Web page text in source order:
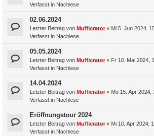
Verfasst in Nachlese
02.06.2024
Letzter Beitrag von Mufficrator« Mi 5. Jun 2024,
Verfasst in Nachlese
05.05.2024
Letzter Beitrag von Mufficrator« Fr 10. Mai 2024,
Verfasst in Nachlese
14.04.2024
Letzter Beitrag von Mufficrator« Mo 15. Apr 2024,
Verfasst in Nachlese
Eröffnungstour 2024
Letzter Beitrag von Mufficrator« Mi 10. Apr 2024,
Verfasst in Nachlese